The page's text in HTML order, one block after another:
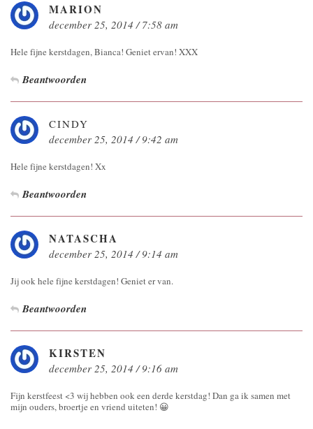
MARION
december 25, 2014 / 7:58 am
Hele fijne kerstdagen, Bianca! Geniet ervan! XXX
Beantwoorden
CINDY
december 25, 2014 / 9:42 am
Hele fijne kerstdagen! Xx
Beantwoorden
NATASCHA
december 25, 2014 / 9:14 am
Jij ook hele fijne kerstdagen! Geniet er van.
Beantwoorden
KIRSTEN
december 25, 2014 / 9:16 am
Fijn kerstfeest <3 wij hebben ook een derde kerstdag! Dan ga ik samen met
mijn ouders, broertje en vriend uiteten! 😀